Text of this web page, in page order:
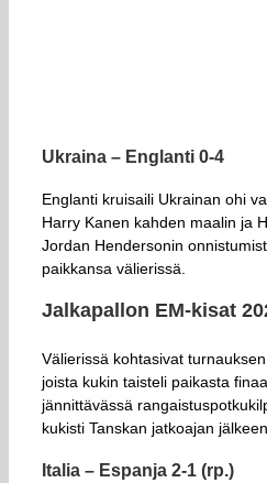
Ukraina – Englanti 0-4
Englanti kruisaili Ukrainan ohi
Harry Kanen kahden maalin ja
Jordan Hendersonin
paikkansa välierissä.
Jalkapallon EM-kisat
Välierissä kohtasivat
joista kukin taisteli paikasta
jännittävässä
kukisti Tanskan jatkoajan jälkeen.
Italia – Espanja 2-1 (rp.)